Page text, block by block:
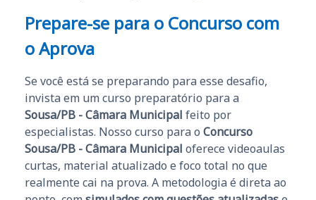
Prepare-se para o Concurso com
o Aprova
Se você está se preparando para esse desafio,
invista em um curso preparatório para a
Sousa/PB - Câmara Municipal feito por
especialistas. Nosso curso para o Concurso
Sousa/PB - Câmara Municipal oferece videoaulas
curtas, material atualizado e foco total no que
realmente cai na prova. A metodologia é direta ao